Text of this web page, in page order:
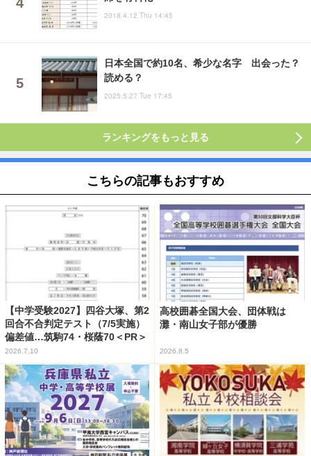
2018.4.12 Thu 14:45
日本全国で約10名、希少な名字 出会った？
読める？
2025.5.27 Tue 17:45
ランキングをもっと見る
こちらの記事もおすすめ
【中学受験2027】四谷大塚、第2
回合不合判定テスト（7/5実施）
偏差値…筑駒74・桜蔭70＜PR＞
2026.7.10
高校囲碁全国大会、団体戦は
灘・南山女子部が優勝
2026.8.5